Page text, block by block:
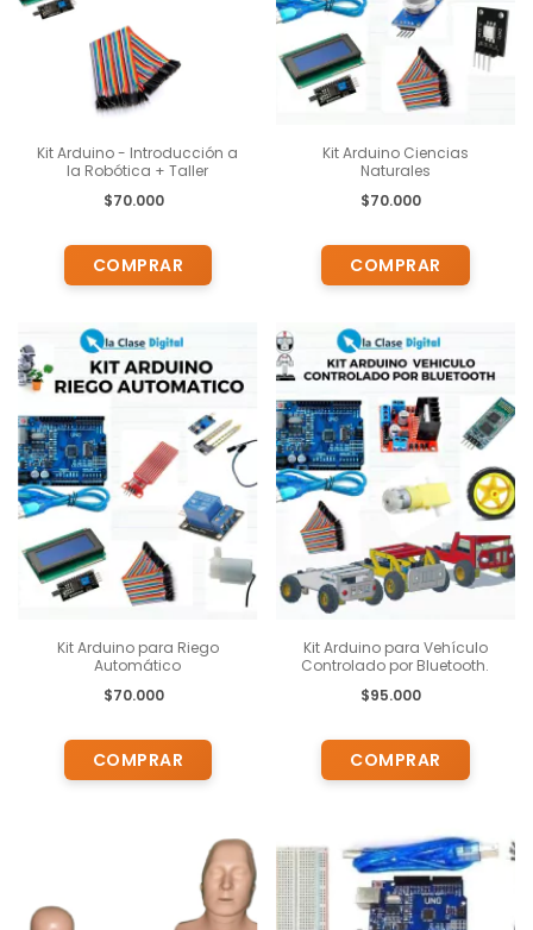
Kit Arduino - Introducción a
la Robótica + Taller
$70.000
Kit Arduino Ciencias
Naturales
$70.000
Kit Arduino para Riego
Automático
$70.000
Kit Arduino para Vehículo
Controlado por Bluetooth.
$95.000